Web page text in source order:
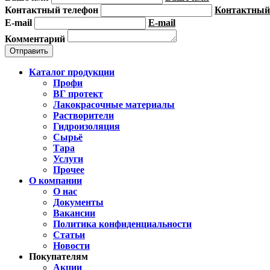
Контактный телефон
E-mail
E-mail
Комментарий
Каталог продукции
Профи
ВГ протект
Лакокрасочные материалы
Растворители
Гидроизоляция
Сырьё
Тара
Услуги
Прочее
О компании
О нас
Документы
Вакансии
Политика конфиденциальности
Статьи
Новости
Покупателям
Акции